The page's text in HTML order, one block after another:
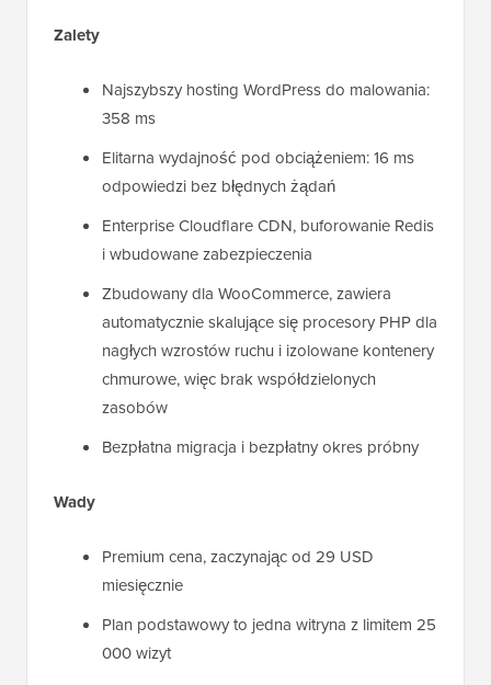
Zalety
Najszybszy hosting WordPress do malowania:
358 ms
Elitarna wydajność pod obciążeniem: 16 ms
odpowiedzi bez błędnych żądań
Enterprise Cloudflare CDN, buforowanie Redis
i wbudowane zabezpieczenia
Zbudowany dla WooCommerce, zawiera
automatycznie skalujące się procesory PHP dla
nagłych wzrostów ruchu i izolowane kontenery
chmurowe, więc brak współdzielonych
zasobów
Bezpłatna migracja i bezpłatny okres próbny
Wady
Premium cena, zaczynając od 29 USD
miesięcznie
Plan podstawowy to jedna witryna z limitem 25
000 wizyt